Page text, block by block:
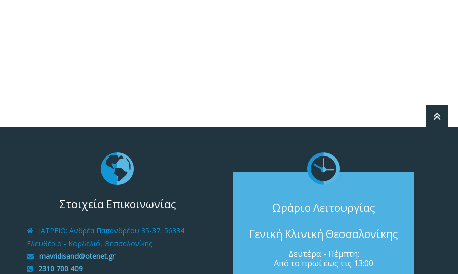
Στοιχεία Επικοινωνίας
ΙΑΤΡΕΙΟ: Ανδρέα Παπανδρέου 35-37, 56334
Ελευθέριο - Κορδελιό, Θεσσαλονίκης
mavridisand@otenet.gr
2310 700 409
Ωράριο Λειτουργίας
Γενική Κλινική Θεσσαλονίκης
Δευτέρα - Πέμπτη:
Από το πρωί έως τις 13:00